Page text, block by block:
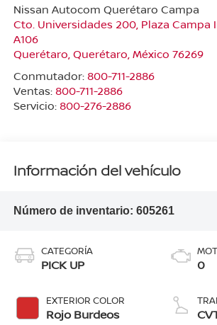
Nissan Autocom Querétaro Campa
Cto. Universidades 200, Plaza Campa
A106
Querétaro, Querétaro, México 76269
Conmutador: 800-711-2886
Ventas: 800-711-2886
Servicio: 800-276-2886
Información del vehículo
Número de inventario: 605261
CATEGORÍA
PICK UP
EXTERIOR COLOR
Rojo Burdeos
0